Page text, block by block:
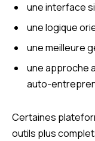
une interface
une logique
une meilleure
une approche
auto-
Certaines
outils plus